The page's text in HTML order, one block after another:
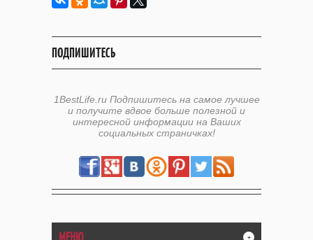
ПОДПИШИТЕСЬ
1BestLife.ru Подпишитесь на самое лучшее
и получите вдвое больше полезной и
интересной информации на Ваших
социальных страничках!
+